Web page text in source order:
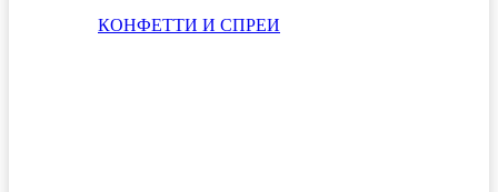
КОНФЕТТИ И СПРЕИ